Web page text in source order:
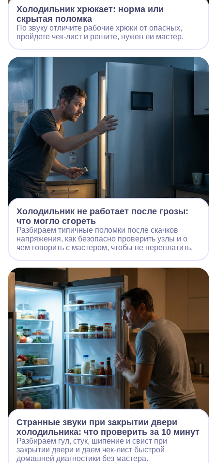
Холодильник хрюкает: норма или
скрытая поломка
По звуку отличите рабочие хрюки от опасных,
пройдете чек‑лист и решите, нужен ли мастер.
Холодильник не работает после грозы:
что могло сгореть
Разбираем типичные поломки после скачков
напряжения, как безопасно проверить узлы и о
чем говорить с мастером, чтобы не переплатить.
Странные звуки при закрытии двери
холодильника: что проверить за 10 минут
Разбираем гул, стук, шипение и свист при
закрытии двери и даем чек‑лист быстрой
домашней диагностики без мастера.